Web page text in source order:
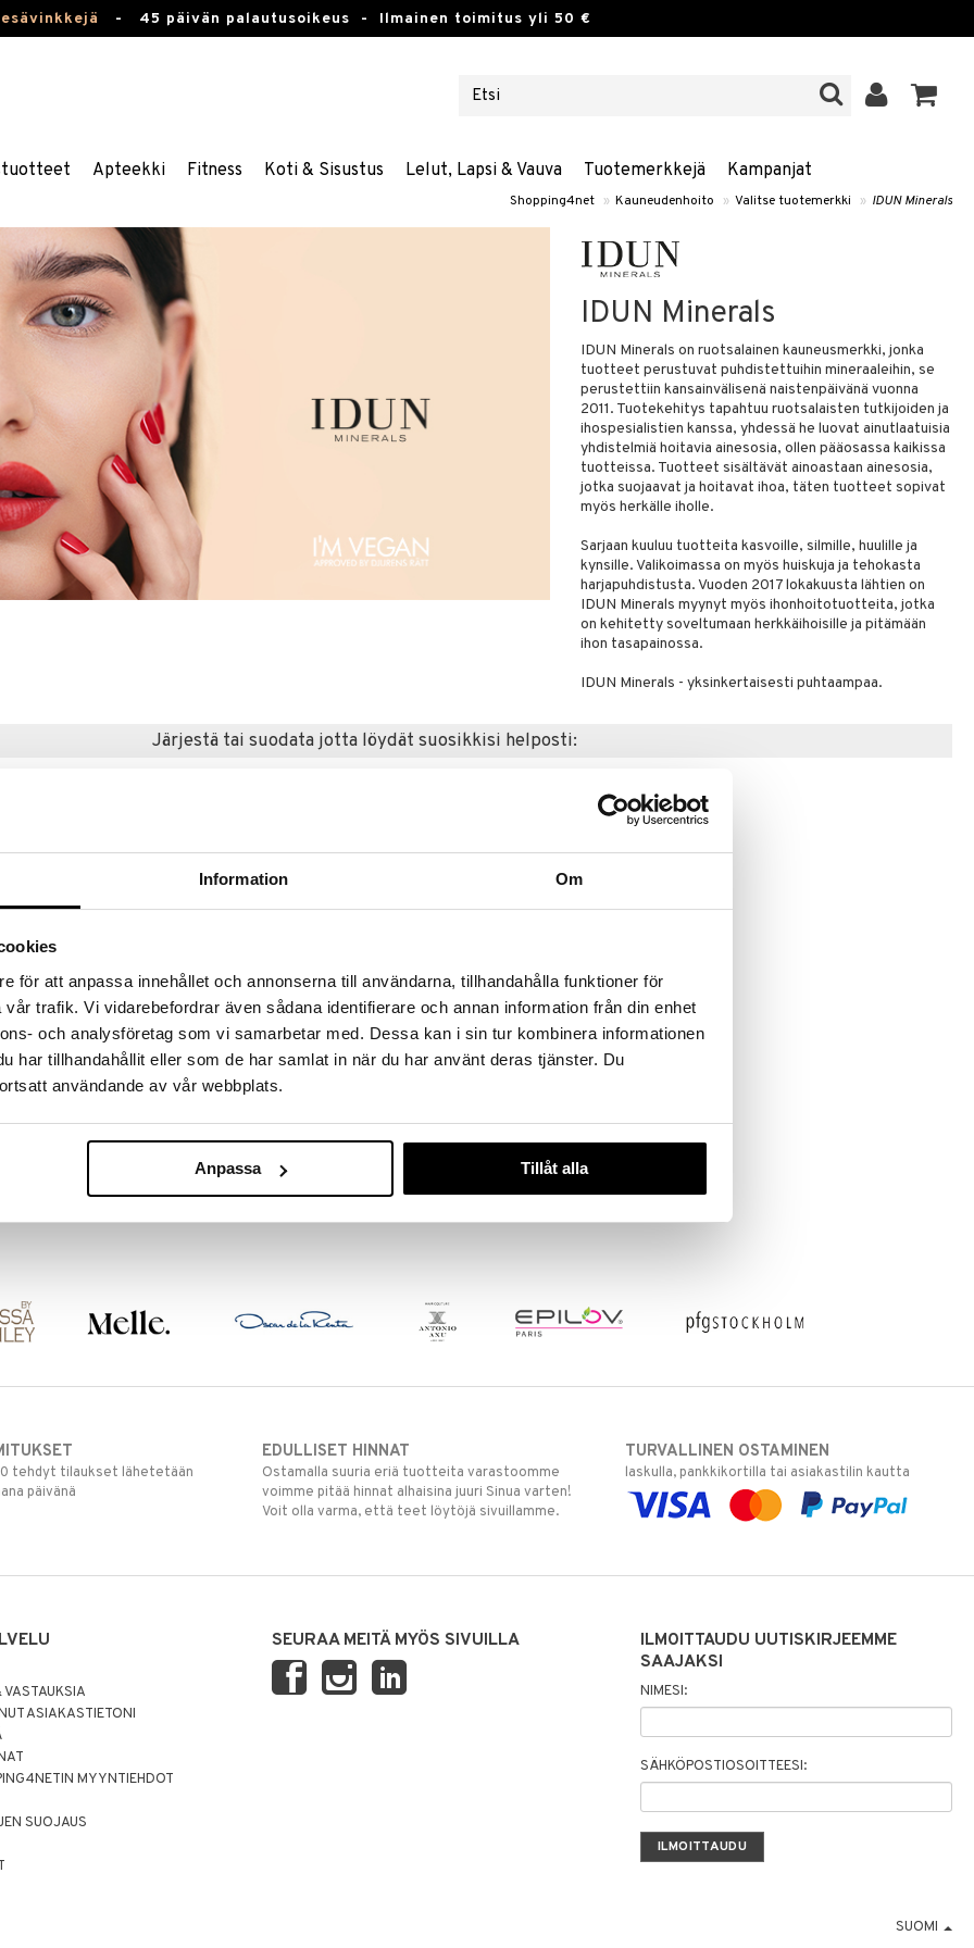
Information Om
för att anpassa innehållet och annonserna till användarna, tillhandahålla funktioner för
trafik. Vi vidarebefordrar även sådana identifierare och annan information från din enhet
och analysföretag som vi samarbetar med. Dessa kan i sin tur kombinera informationen
har tillhandahållit eller som de har samlat in när du har använt deras tjänster. Du
användande av vår webbplats.
Anpassa Tillåt alla
- 45 päivän palautusoikeus - Ilmainen toimitus yli 50 €
Apteekki Fitness Koti & Sisustus Lelut, Lapsi & Vauva Tuotemerkkejä Kampanjat
Shopping4net » Kauneudenhoito » Valitse tuotemerkki » IDUN Minerals
IDUN Minerals
IDUN Minerals on ruotsalainen kauneusmerkki, jonka
tuotteet perustuvat puhdistettuihin mineraaleihin, se
perustettiin kansainvälisenä naistenpäivänä vuonna
2011. Tuotekehitys tapahtuu ruotsalaisten tutkijoiden ja
ihospesialistien kanssa, yhdessä he luovat ainutlaatuisia
yhdistelmiä hoitavia ainesosia, ollen pääosassa kaikissa
tuotteissa. Tuotteet sisältävät ainoastaan ainesosia,
jotka suojaavat ja hoitavat ihoa, täten tuotteet sopivat
myös herkälle iholle.
Sarjaan kuuluu tuotteita kasvoille, silmille, huulille ja
kynsille. Valikoimassa on myös huiskuja ja tehokasta
harjapuhdistusta. Vuoden 2017 lokakuusta lähtien on
IDUN Minerals myynyt myös ihonhoitotuotteita, jotka
on kehitetty soveltumaan herkkäihoisille ja pitämään
ihon tasapainossa.
IDUN Minerals - yksinkertaisesti puhtaampaa.
Järjestä tai suodata jotta löydät suosikkisi helposti:
Saatavana useana vaihtoehtona
IDUN Minerals Foundation
tehdyt tilaukset lähetetään
päivänä
EDULLISET HINNAT
Ostamalla suuria eriä tuotteita varastoomme
voimme pitää hinnat alhaisina juuri Sinua varten!
Voit olla varma, että teet löytöjä sivuillamme.
TURVALLINEN OSTAMINEN
laskulla, pankkikortilla tai asiakastilin kautta
ASIAKASTIETONI
MYYNTIEHDOT
SUOJAUS
SEURAA MEITÄ MYÖS SIVUILLA
ILMOITTAUDU UUTISKIRJEEMME
SAAJAKSI
NIMESI:
SÄHKÖPOSTIOSOITTEESI:
SUOMI